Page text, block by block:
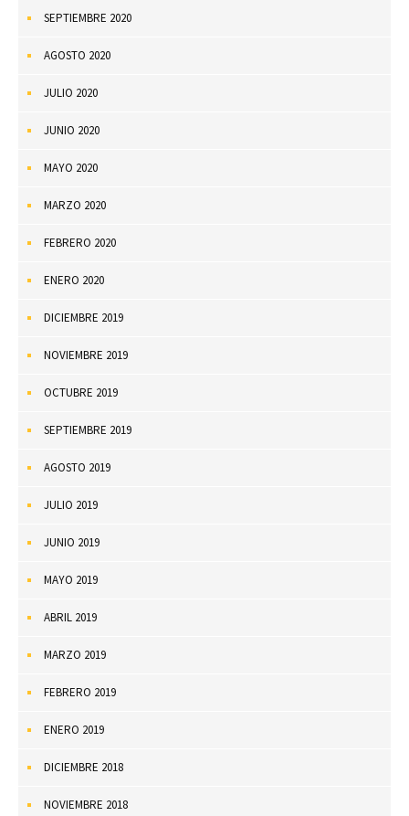
SEPTIEMBRE 2020
AGOSTO 2020
JULIO 2020
JUNIO 2020
MAYO 2020
MARZO 2020
FEBRERO 2020
ENERO 2020
DICIEMBRE 2019
NOVIEMBRE 2019
OCTUBRE 2019
SEPTIEMBRE 2019
AGOSTO 2019
JULIO 2019
JUNIO 2019
MAYO 2019
ABRIL 2019
MARZO 2019
FEBRERO 2019
ENERO 2019
DICIEMBRE 2018
NOVIEMBRE 2018